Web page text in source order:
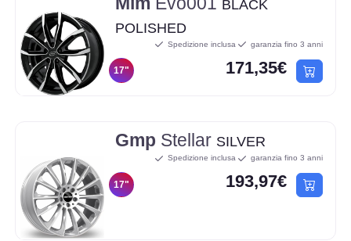
BLACK
POLISHED
17"
Spedizione inclusa garanzia fino 3 anni
171,35€
Gmp Stellar SILVER
17"
Spedizione inclusa garanzia fino 3 anni
193,97€